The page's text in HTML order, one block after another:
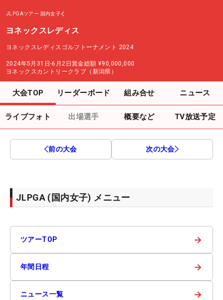
JLPGAツアー 国内女子
ヨネックスレディス
ヨネックスレディスゴルフトーナメント 2024
2024年5月31日-6月2日賞金総額 ¥90,000,000
ヨネックスカントリークラブ（新潟県）
大会TOP リーダーボード 組み合せ ニュース
ライブフォト 出場選手 概要など TV放送予定
前の大会 次の大会
JLPGA (国内女子) メニュー
ツアーTOP →
年間日程 →
ニュース一覧 →